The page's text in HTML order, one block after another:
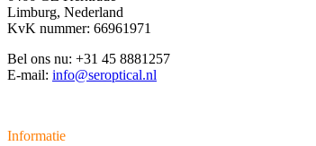
Limburg, Nederland
KvK nummer: 66961971
Bel ons nu: +31 45 8881257
E-mail: info@seroptical.nl
Informatie